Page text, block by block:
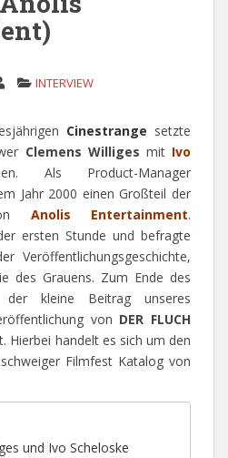
INTERVIEW
Cinestrange setzte
Clemens Williges mit Ivo
Als Product-Manager
Jahr 2000 einen Großteil der
Anolis Entertainment.
ersten Stunde und befragte
Veröffentlichungsgeschichte,
des Grauens. Zum Ende des
kleine Beitrag unseres
von DER FLUCH
Hierbei handelt es sich um den
Filmfest Katalog von
und Ivo Scheloske